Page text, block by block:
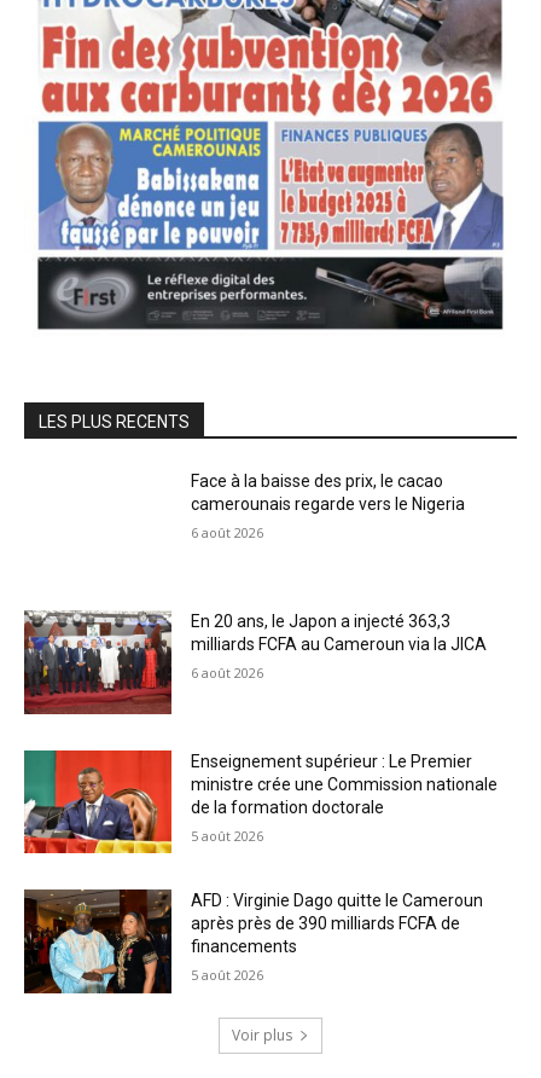
LES PLUS RECENTS
Face à la baisse des prix, le cacao
camerounais regarde vers le Nigeria
6 août 2026
En 20 ans, le Japon a injecté 363,3
milliards FCFA au Cameroun via la JICA
6 août 2026
Enseignement supérieur : Le Premier
ministre crée une Commission nationale
de la formation doctorale
5 août 2026
AFD : Virginie Dago quitte le Cameroun
après près de 390 milliards FCFA de
financements
5 août 2026
Voir plus